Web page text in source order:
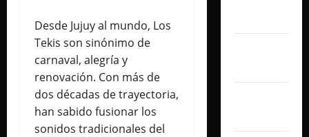
Desde Jujuy al mundo, Los
Tekis son sinónimo de
carnaval, alegría y
renovación. Con más de
dos décadas de trayectoria,
han sabido fusionar los
sonidos tradicionales del